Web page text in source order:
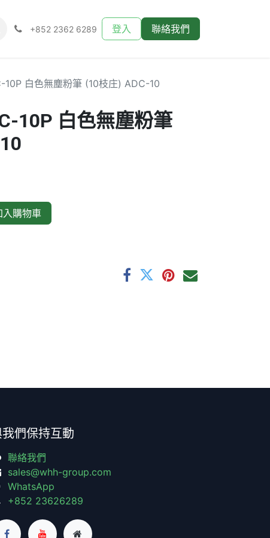
+852 2362 6289 登入 聯絡我們
10P 白色無塵粉筆 (10枝庄) ADC-10
10P 白色無塵粉筆
入購物車
我們保持互動
聯絡我們
sales@whh-group.com
WhatsApp
+852 23626289